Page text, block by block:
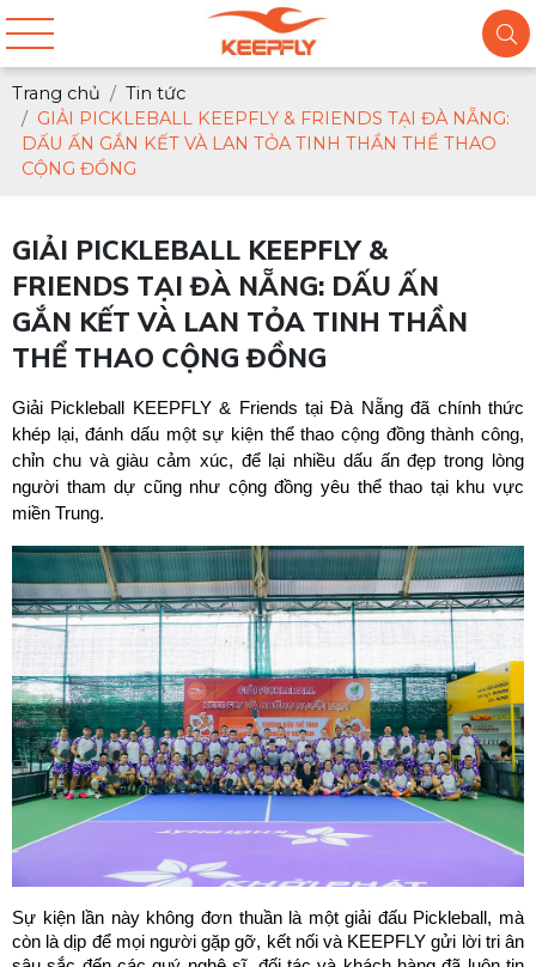
Trang chủ
Tin tức
GIẢI PICKLEBALL KEEPFLY & FRIENDS TẠI ĐÀ NẴNG:
DẤU ẤN GẮN KẾT VÀ LAN TỎA TINH THẦN THỂ THAO
CỘNG ĐỒNG
GIẢI PICKLEBALL KEEPFLY &
FRIENDS TẠI ĐÀ NẴNG: DẤU ẤN
GẮN KẾT VÀ LAN TỎA TINH THẦN
THỂ THAO CỘNG ĐỒNG
Giải Pickleball KEEPFLY & Friends tại Đà Nẵng đã chính thức
khép lại, đánh dấu một sự kiện thể thao cộng đồng thành công,
chỉn chu và giàu cảm xúc, để lại nhiều dấu ấn đẹp trong lòng
người tham dự cũng như cộng đồng yêu thể thao tại khu vực
miền Trung.
Sự kiện lần này không đơn thuần là một giải đấu Pickleball, mà
còn là dịp để mọi người gặp gỡ, kết nối và KEEPFLY gửi lời tri ân